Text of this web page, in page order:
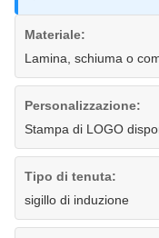
Materiale:
Lamina, schiuma o
Personalizzazione:
Stampa di LOGO
Tipo di tenuta:
sigillo di induzione